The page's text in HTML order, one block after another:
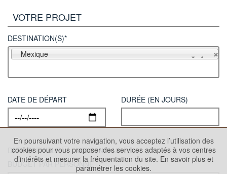
VOTRE PROJET
DESTINATION(S)*
Mexique
DATE DE DÉPART
DATE FLEXIBLE VOLS INCLUS
DURÉE (EN JOURS)
BUDGET PAR PERSONNE
En poursuivant votre navigation, vous acceptez l’utilisation des
cookies pour vous proposer des services adaptés à vos centres
d’intérêts et mesurer la fréquentation du site. En savoir plus et
paramétrer les cookies.